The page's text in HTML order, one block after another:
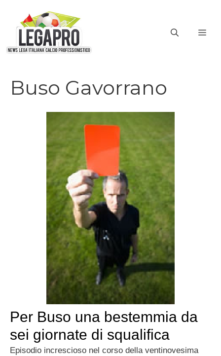
contenuto
Buso Gavorrano
Per Buso una bestemmia da
sei giornate di squalifica
Episodio increscioso nel corso della ventinovesima